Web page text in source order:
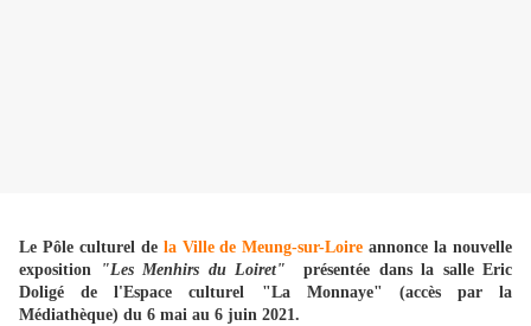
Le Pôle culturel de la Ville de Meung-sur-Loireannonce la nouvelle
exposition
"Les Menhirs du Loiret" présentée dans la salle Eric
Doligé de l'Espace culturel "La Monnaye" (accès par la
Médiathèque) du 6 mai au 6 juin 2021.